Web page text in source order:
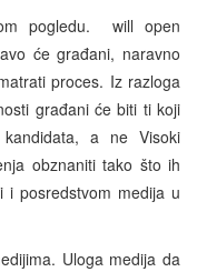
pogledu. will open
će građani, naravno
proces. Iz razloga
građani će biti ti koji
a ne Visoki
obznaniti tako što ih
i posredstvom medija u
Uloga medija da